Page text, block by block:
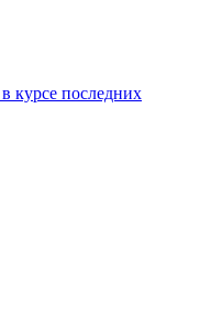
курсе последних